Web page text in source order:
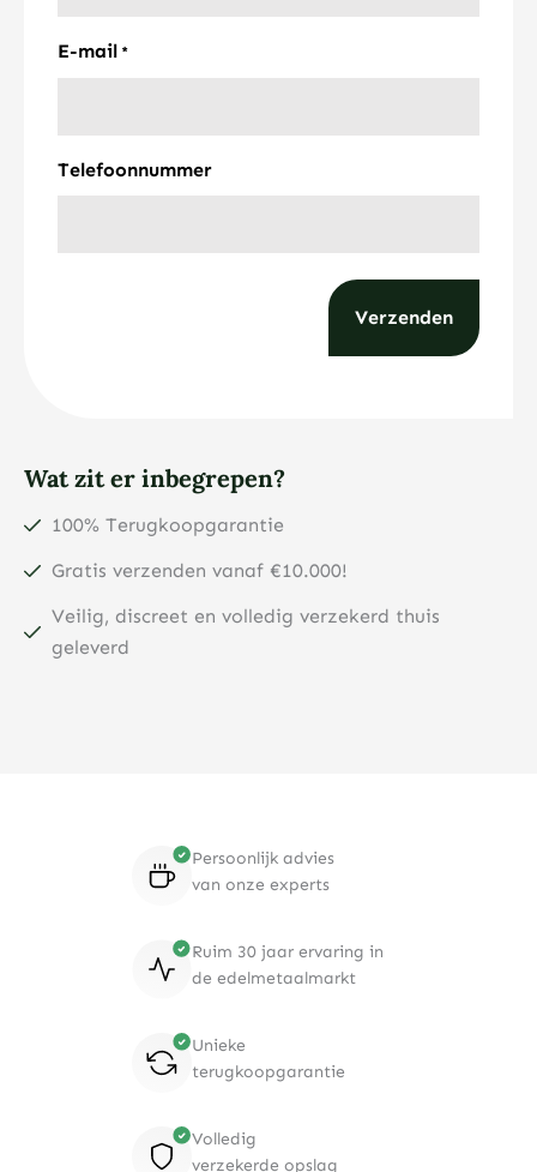
E-mail *
Telefoonnummer
Wat zit er inbegrepen?
100% Terugkoopgarantie
Gratis verzenden vanaf €10.000!
Veilig, discreet en volledig verzekerd thuis
geleverd
Persoonlijk advies
van onze experts
Ruim 30 jaar ervaring in
de edelmetaalmarkt
Unieke
terugkoopgarantie
Volledig
verzekerde opslag